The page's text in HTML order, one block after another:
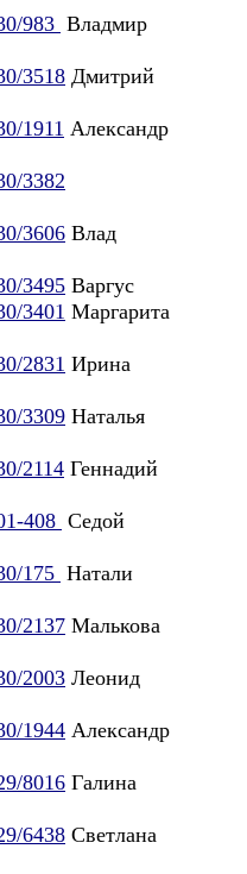
983 Владмир
3518 Дмитрий
1911 Александр
3382
3606 Влад
3495 Варгус
3401 Маргарита
2831 Ирина
3309 Наталья
2114 Геннадий
408 Седой
175 Натали
2137 Малькова
2003 Леонид
1944 Александр
8016 Галина
6438 Светлана